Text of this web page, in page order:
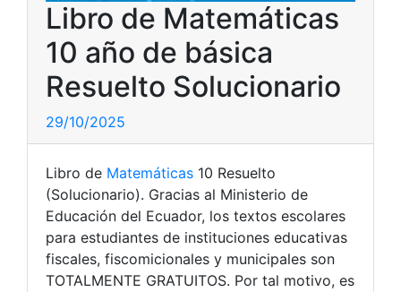
Libro de Matemáticas
10 año de básica
Resuelto Solucionario
29/10/2025
Libro de Matemáticas 10 Resuelto
(Solucionario). Gracias al Ministerio de
Educación del Ecuador, los textos escolares
para estudiantes de instituciones educativas
fiscales, fiscomicionales y municipales son
TOTALMENTE GRATUITOS. Por tal motivo, es